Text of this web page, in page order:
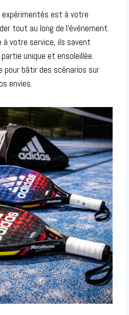
expérimentés est à votre
tout au long de l’événement.
à votre service, ils savent
unique et ensoleillée.
bâtir des scénarios sur
envies.